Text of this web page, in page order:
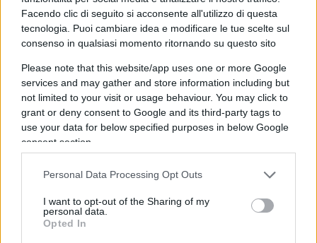
Facendo clic di seguito si acconsente all'utilizzo di questa
tecnologia. Puoi cambiare idea e modificare le tue scelte sul
consenso in qualsiasi momento ritornando su questo sito
Please note that this website/app uses one or more Google
services and may gather and store information including but
not limited to your visit or usage behaviour. You may click to
grant or deny consent to Google and its third-party tags to
use your data for below specified purposes in below Google
consent section.
Personal Data Processing Opt Outs
I want to opt-out of the Sharing of my
personal data.
Opted In
funzionare come un mini Parlamento delle
correnti. C’è scritto che deve occuparsi di carriere,
correnti, gli scambi, le cordate — è venuto dopo. E
ha prodotto risultati che conosciamo tutti, dal
caso Palamara in giù. Davvero qualcuno pensa
che lasciare tutto com’è sia la soluzione? Il
sorteggio, certo, può sembrare bizzarro. Ma lo è
meno di un sistema in cui le nomine si decidono
diventa curioso: denuncia la politica, ma difende
uno dei meccanismi più politicizzati che esistano.